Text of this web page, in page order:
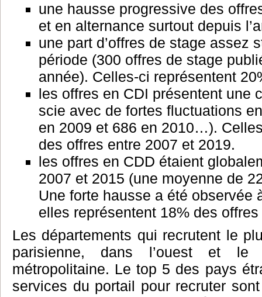
une hausse progressive des
et en alternance surtout depuis
une part d’offres de stage assez
période (300 offres de stage
année). Celles-ci représentent
les offres en CDI présentent une
scie avec de fortes fluctuations
en 2009 et 686 en 2010…).
des offres entre 2007 et 2019.
les offres en CDD étaient
2007 et 2015 (une moyenne de
Une forte hausse a été observée
elles représentent 18% des
Les départements qui recrutent le
parisienne, dans l’ouest et
métropolitaine. Le top 5 des pays
services du portail pour recruter